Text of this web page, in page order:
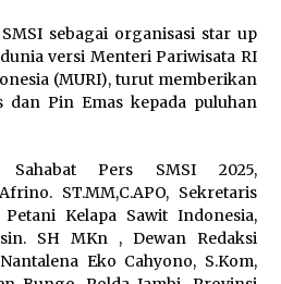
Serang Budi Rustandi
Penghargaan kepada
Sayembara Logo HUT ke-
Serang
Cilegon Gelar Apel
Hadapi Ancaman
Akibat Fenomena El Niño
2026
sebagai organisasi star up
versi Menteri Pariwisata RI
(MURI), turut memberikan
dan Pin Emas kepada puluhan
Sahabat Pers SMSI 2025,
ST.MM,C.APO, Sekretaris
Kelapa Sawit Indonesia,
SH MKn , Dewan Redaksi
Eko Cahyono, S.Kom,